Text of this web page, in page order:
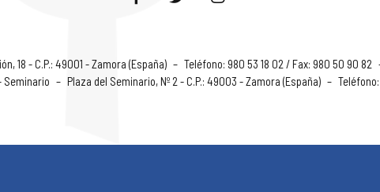
18 - C.P.: 49001 - Zamora (España) – Teléfono: 980 53 18 02 / Fax: 980 50 90 82
Seminario – Plaza del Seminario, Nº 2 - C.P.: 49003 - Zamora (España) –